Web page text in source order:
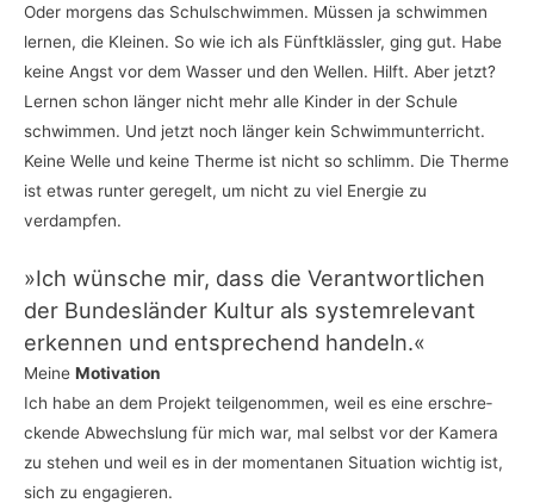
Oder mor­gens das Schul­schwim­men. Müs­sen ja schwim­men
ler­nen, die Klei­nen. So wie ich als Fünft­kläss­ler, ging gut. Habe
kei­ne Angst vor dem Was­ser und den Wel­len. Hilft. Aber jetzt?
Ler­nen schon län­ger nicht mehr alle Kin­der in der Schu­le
schwim­men. Und jetzt noch län­ger kein Schwimm­un­ter­richt.
Kei­ne Wel­le und kei­ne Ther­me ist nicht so schlimm. Die Ther­me
ist etwas run­ter gere­gelt, um nicht zu viel Ener­gie zu
verdampfen.
»Ich wün­sche mir, dass die Ver­ant­wort­li­chen
der Bun­des­län­der Kul­tur als sys­tem­re­le­vant
erken­nen und ent­spre­chend handeln.«
Mei­ne Motivation
Ich habe an dem Pro­jekt teil­ge­nom­men, weil es eine erschre­
cken­de Abwechs­lung für mich war, mal selbst vor der Kame­ra
zu ste­hen und weil es in der momen­ta­nen Situa­ti­on wich­tig ist,
sich zu engagieren.